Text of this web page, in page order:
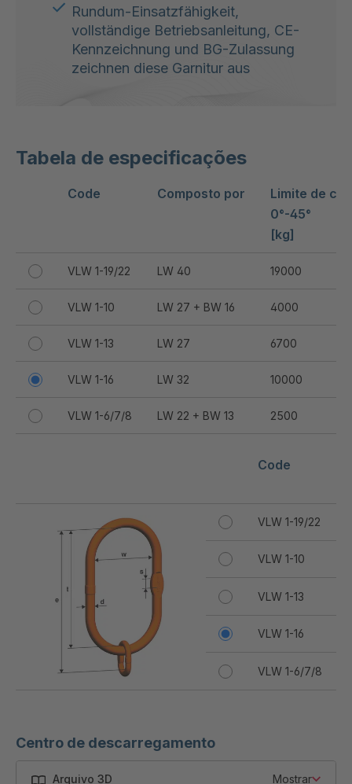
Rundum-Einsatzfähigkeit,
vollständige Betriebsanleitung, CE-
Kennzeichnung und BG-Zulassung
zeichnen diese Garnitur aus
Tabela de especificações
Code Composto por
Limite de
0°-45°
[kg]
VLW 1-19/22 LW 40 19000
VLW 1-10 LW 27 + BW 16 4000
VLW 1-13 LW 27 6700
VLW 1-16 LW 32 10000
VLW 1-6/7/8 LW 22 + BW 13 2500
Code
VLW 1-19/22
VLW 1-10
VLW 1-13
VLW 1-16
VLW 1-6/7/8
Centro de descarregamento
Arquivo 3D Mostrar